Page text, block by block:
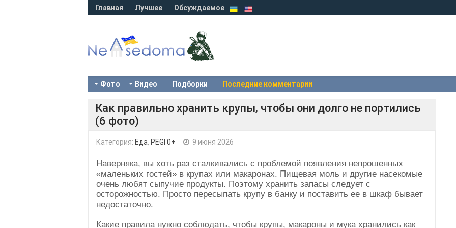
Главная Лучшее Обсуждаемое
Фото Видео Подборки Последние комментарии
Как правильно хранить крупы, чтобы они долго не портились
(6 фото)
Категория: Еда, PEGI 0+ 9 июня 2026
Наверняка, вы хоть раз сталкивались с проблемой появления непрошенных
«маленьких гостей» в крупах или макаронах. Пищевая моль и другие насекомые
очень любят сыпучие продукты. Поэтому хранить запасы следует с
осторожностью. Просто пересыпать крупу в банку и поставить ее в шкаф бывает
недостаточно.
Какие правила нужно соблюдать, чтобы крупы, макароны и мука хранились как